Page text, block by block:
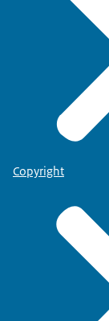
Copyright